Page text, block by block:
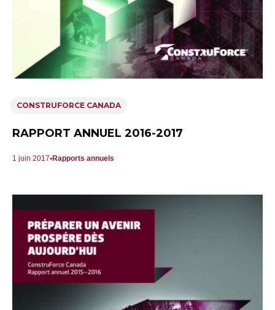
CONSTRUFORCE CANADA
RAPPORT ANNUEL 2016-2017
1 juin 2017 Rapports annuels